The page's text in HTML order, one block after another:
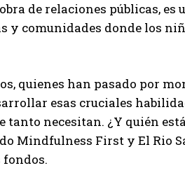
de relaciones públicas, es
y comunidades donde los
quienes han pasado por
esas cruciales
necesitan. ¿Y quién
Mindfulness First y El Rio
fondos.